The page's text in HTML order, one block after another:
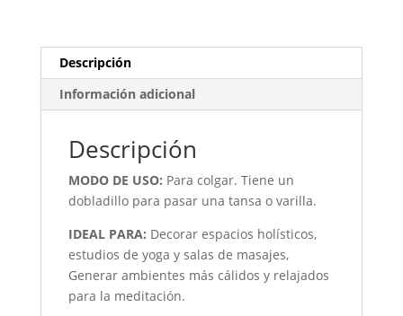
Descripción
Información adicional
Descripción
MODO DE USO: Para colgar. Tiene un
dobladillo para pasar una tansa o varilla.
IDEAL PARA: Decorar espacios holísticos,
estudios de yoga y salas de masajes,
Generar ambientes más cálidos y relajados
para la meditación.